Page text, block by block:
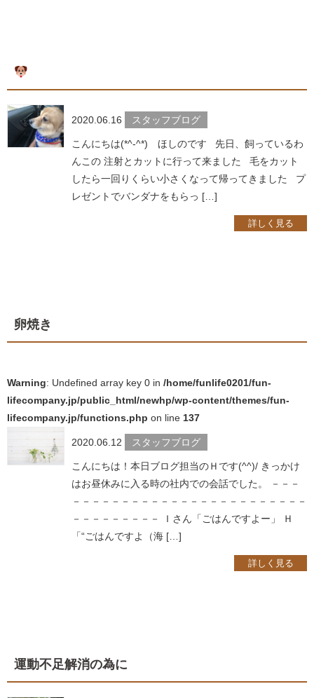
2020.06.16 スタッフブログ
こんにちは(*^-^*) ほしのです 先日、飼っているわ
んこの 注射とカットに行って来ました 毛をカット
したら一回りくらい小さくなって帰ってきました プ
レゼントでバンダナをもらっ […]
詳しく見る
卵焼き
Warning: Undefined array key 0 in /home/funlife0201/fun-
lifecompany.jp/public_html/newhp/wp-content/themes/fun-
lifecompany.jp/functions.php on line 137
2020.06.12 スタッフブログ
こんにちは！本日ブログ担当のＨです(^^)/ きっかけ
はお昼休みに入る時の社内での会話でした。 －－－
－－－－－－－－－－－－－－－－－－－－－－－－
－－－－－－－－－ Ｉさん「ごはんですよー」 Ｈ
「“ごはんですよ（海 […]
詳しく見る
運動不足解消の為に